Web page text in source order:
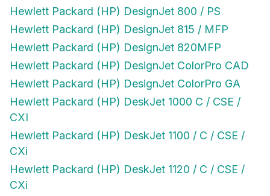
Hewlett Packard (HP) DesignJet 800 / PS
Hewlett Packard (HP) DesignJet 815 / MFP
Hewlett Packard (HP) DesignJet 820MFP
Hewlett Packard (HP) DesignJet ColorPro CAD
Hewlett Packard (HP) DesignJet ColorPro GA
Hewlett Packard (HP) DeskJet 1000 C / CSE /
CXI
Hewlett Packard (HP) DeskJet 1100 / C / CSE /
CXi
Hewlett Packard (HP) DeskJet 1120 / C / CSE /
CXi